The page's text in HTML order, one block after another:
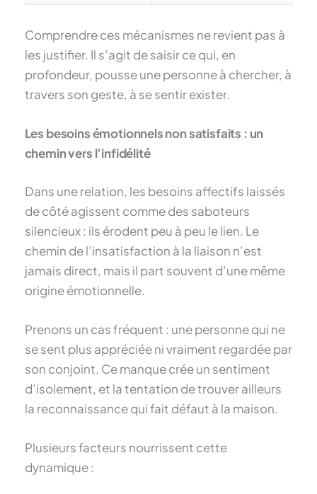
Comprendre ces mécanismes ne revient pas à
les justifier. Il s’agit de saisir ce qui, en
profondeur, pousse une personne à chercher, à
travers son geste, à se sentir exister.
Les besoins émotionnels non satisfaits : un
chemin vers l’infidélité
Dans une relation, les besoins affectifs laissés
de côté agissent comme des saboteurs
silencieux : ils érodent peu à peu le lien. Le
chemin de l’insatisfaction à la liaison n’est
jamais direct, mais il part souvent d’une même
origine émotionnelle.
Prenons un cas fréquent : une personne qui ne
se sent plus appréciée ni vraiment regardée par
son conjoint. Ce manque crée un sentiment
d’isolement, et la tentation de trouver ailleurs
la reconnaissance qui fait défaut à la maison.
Plusieurs facteurs nourrissent cette
dynamique :